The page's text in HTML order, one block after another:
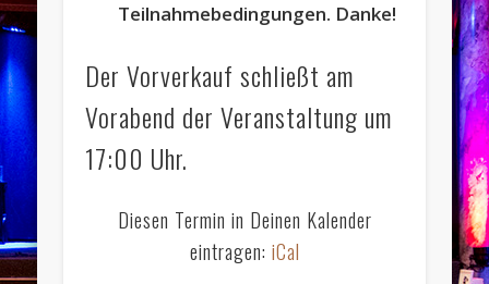
Teilnahmebedingungen. Danke!
Der Vorverkauf schließt am
Vorabend der Veranstaltung um
17:00 Uhr.
Diesen Termin in Deinen Kalender
eintragen: iCal